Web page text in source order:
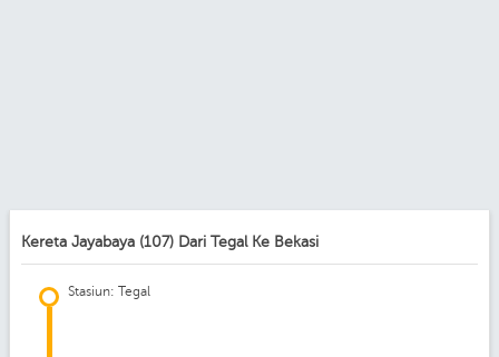
Kereta Jayabaya (107) Dari Tegal Ke Bekasi
Stasiun: Tegal